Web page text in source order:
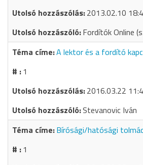
2013.02.10
Fordítók Online
A lektor és a fordító
1
2016.03.22
Stevanovic Iván
Bírósági/hatósági
1